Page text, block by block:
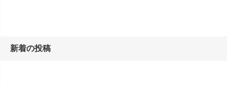
新着の投稿